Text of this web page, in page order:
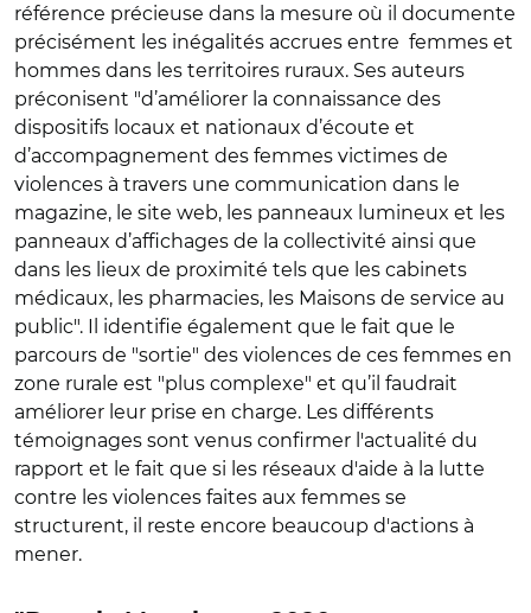
référence précieuse dans la mesure où il documente
précisément les inégalités accrues entre femmes et
hommes dans les territoires ruraux. Ses auteurs
préconisent "d’améliorer la connaissance des
dispositifs locaux et nationaux d’écoute et
d’accompagnement des femmes victimes de
violences à travers une communication dans le
magazine, le site web, les panneaux lumineux et les
panneaux d’affichages de la collectivité ainsi que
dans les lieux de proximité tels que les cabinets
médicaux, les pharmacies, les Maisons de service au
public". Il identifie également que le fait que le
parcours de "sortie" des violences de ces femmes en
zone rurale est "plus complexe" et qu’il faudrait
améliorer leur prise en charge. Les différents
témoignages sont venus confirmer l'actualité du
rapport et le fait que si les réseaux d'aide à la lutte
contre les violences faites aux femmes se
structurent, il reste encore beaucoup d'actions à
mener.